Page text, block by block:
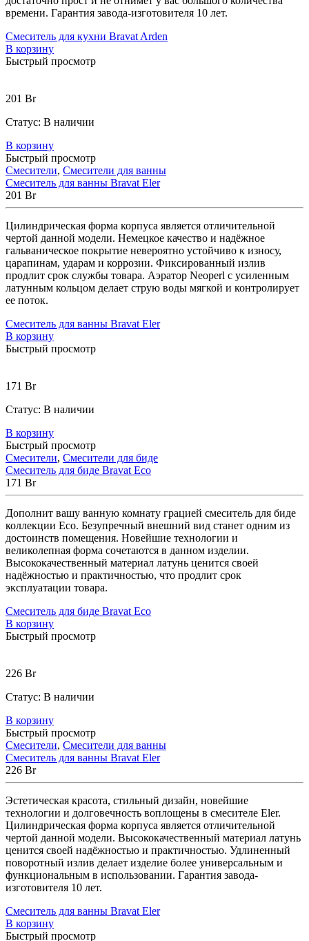
времени. Гарантия завода-изготовителя 10 лет.
Смеситель для кухни Bravat Arden
В корзину
Быстрый просмотр
201 Br
Статус: В наличии
В корзину
Быстрый просмотр
Смесители, Смесители для ванны
Смеситель для ванны Bravat Eler
201 Br
Цилиндрическая форма корпуса является отличительной
чертой данной модели. Немецкое качество и надёжное
гальваническое покрытие невероятно устойчиво к износу,
царапинам, ударам и коррозии. Фиксированный излив
продлит срок службы товара. Аэратор Neoperl с усиленным
латунным кольцом делает струю воды мягкой и контролирует
ее поток.
Смеситель для ванны Bravat Eler
В корзину
Быстрый просмотр
171 Br
Статус: В наличии
В корзину
Быстрый просмотр
Смесители, Смесители для биде
Смеситель для биде Bravat Eco
171 Br
Дополнит вашу ванную комнату грацией смеситель для биде
коллекции Eco. Безупречный внешний вид станет одним из
достоинств помещения. Новейшие технологии и
великолепная форма сочетаются в данном изделии.
Высококачественный материал латунь ценится своей
надёжностью и практичностью, что продлит срок
эксплуатации товара.
Смеситель для биде Bravat Eco
В корзину
Быстрый просмотр
226 Br
Статус: В наличии
В корзину
Быстрый просмотр
Смесители, Смесители для ванны
Смеситель для ванны Bravat Eler
226 Br
Эстетическая красота, стильный дизайн, новейшие
технологии и долговечность воплощены в смесителе Eler.
Цилиндрическая форма корпуса является отличительной
чертой данной модели. Высококачественный материал латунь
ценится своей надёжностью и практичностью. Удлиненный
поворотный излив делает изделие более универсальным и
функциональным в использовании. Гарантия завода-
изготовителя 10 лет.
Смеситель для ванны Bravat Eler
В корзину
Быстрый просмотр